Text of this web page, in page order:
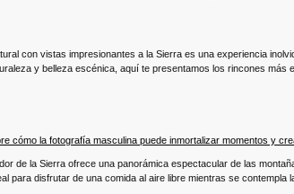
con vistas impresionantes a la Sierra es una experiencia
y belleza escénica, aquí te presentamos los rincones
cómo la fotografía masculina puede inmortalizar momentos y
de la Sierra ofrece una panorámica espectacular de las
para disfrutar de una comida al aire libre mientras se contempla